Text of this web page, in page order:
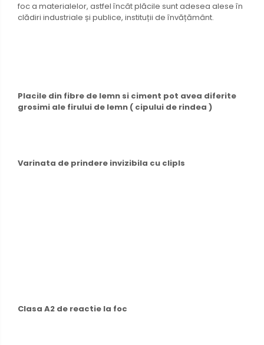
foc a materialelor, astfel încât plăcile sunt adesea alese în
clădiri industriale și publice, instituții de învățământ.
Placile din fibre de lemn si ciment pot avea diferite
grosimi ale firului de lemn ( cipului de rindea )
Varinata de prindere invizibila cu clipls
Clasa A2 de reactie la foc